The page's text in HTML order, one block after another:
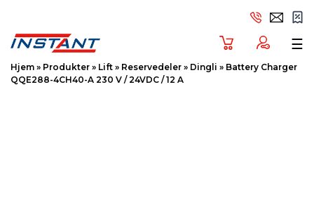
☰
Hjem » Produkter » Lift » Reservedeler » Dingli » Battery Charger
QQE288-4CH40-A 230 V / 24VDC / 12 A